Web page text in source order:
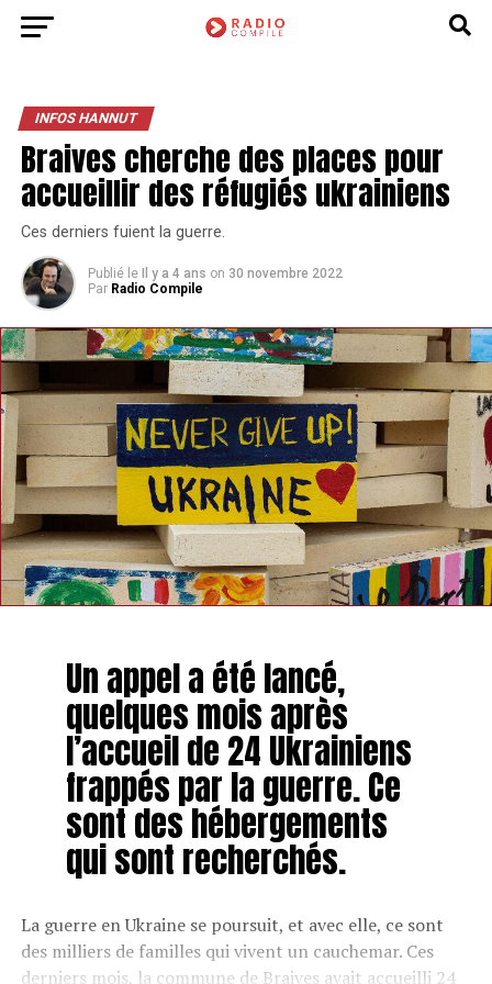
INFOS HANNUT
Braives cherche des places pour
accueillir des réfugiés ukrainiens
Ces derniers fuient la guerre.
Publié le Il y a 4 ans on 30 novembre 2022
Par Radio Compile
Un appel a été lancé,
quelques mois après
l’accueil de 24 Ukrainiens
frappés par la guerre. Ce
sont des hébergements
qui sont recherchés.
La guerre en Ukraine se poursuit, et avec elle, ce sont
des milliers de familles qui vivent un cauchemar. Ces
derniers mois, la commune de Braives avait accueilli 24